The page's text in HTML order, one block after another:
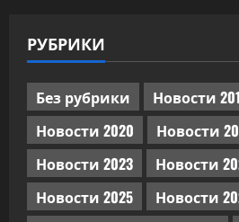
РУБРИКИ
Без рубрики
Новости
Новости 2020
Новости
Новости 2023
Новости
Новости 2025
Новости